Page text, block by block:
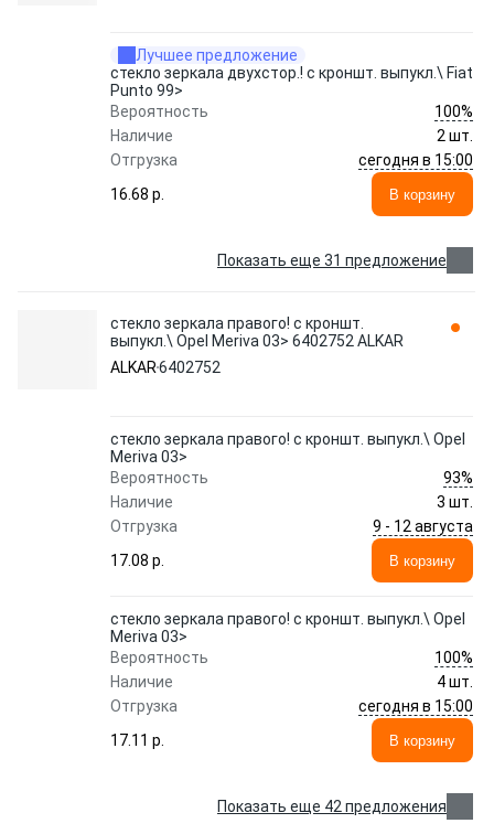
Лучшее предложение
стекло зеркала двухстор.! с кроншт. выпукл.\ Fiat
Punto 99>
Вероятность
100%
Наличие
2 шт.
Отгрузка
сегодня в 15:00
16.68 p.
В корзину
Показать еще 31 предложение
стекло зеркала правого! с кроншт.
выпукл.\ Opel Meriva 03> 6402752 ALKAR
ALKAR6402752
стекло зеркала правого! с кроншт. выпукл.\ Opel
Meriva 03>
Вероятность
93%
Наличие
3 шт.
Отгрузка
9 - 12 августа
17.08 p.
В корзину
стекло зеркала правого! с кроншт. выпукл.\ Opel
Meriva 03>
Вероятность
100%
Наличие
4 шт.
Отгрузка
сегодня в 15:00
17.11 p.
В корзину
Показать еще 42 предложения